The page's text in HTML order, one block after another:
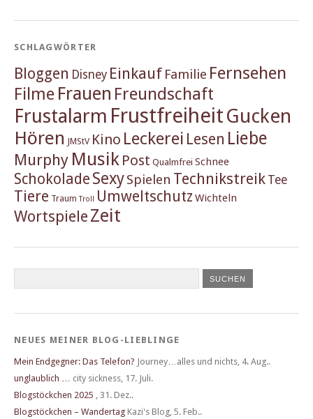
SCHLAGWÖRTER
Bloggen Disney Einkauf Familie Fernsehen
Filme Frauen Freundschaft
Frustalarm FrustfreiheitGucken
Hören JMStV Kino Leckerei Lesen Liebe
Murphy Musik Post Qualmfrei Schnee
Schokolade SexySpielen Technikstreik Tee
Tiere Traum Troll Umweltschutz Wichteln
Wortspiele Zeit
NEUES MEINER BLOG-LIEBLINGE
Mein Endgegner: Das Telefon? Journey…alles und nichts 4. Aug..
unglaublich …
city sickness 17. Juli.
Blogstöckchen 2025
31. Dez..
Blogstöckchen – Wandertag Kazi's Blog 5. Feb..